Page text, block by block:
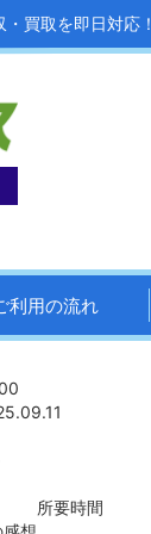
買取を即日対応！
利用の流れ
所要時間